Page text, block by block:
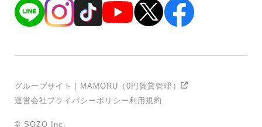
運営会社 プライバシーポリシー利用規約
グループサイト｜MAMORU（0円賃貸管理）
© SOZO Inc.